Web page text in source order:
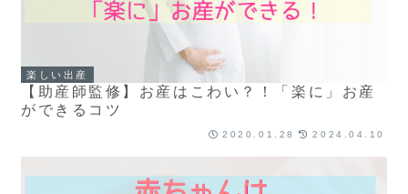
楽しい出産
【助産師監修】お産はこわい？！「楽に」お産
ができるコツ
2020.01.28 2024.04.10